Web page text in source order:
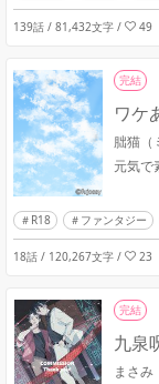
139話 / 81,432文字 / 49
完結
ワケ
朏猫（
元気で
R18 ファンタジー
18話 / 120,267文字 / 23
完結
九泉
まさみ